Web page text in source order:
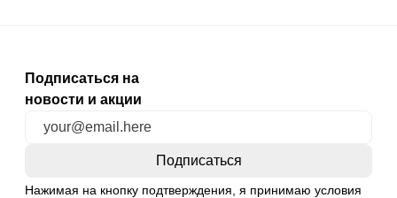
Подписаться на
новости и акции
Нажимая на кнопку подтверждения, я принимаю условия